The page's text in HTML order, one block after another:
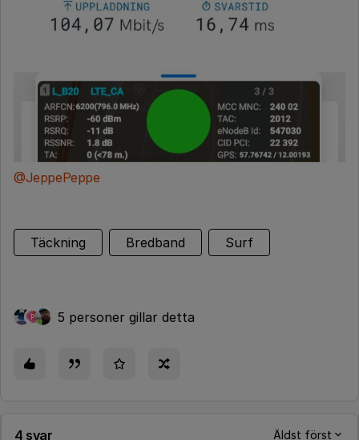
@JeppePeppe
Täckning Bredband Surf
P 5 personer gillar detta
4 svar Äldst först